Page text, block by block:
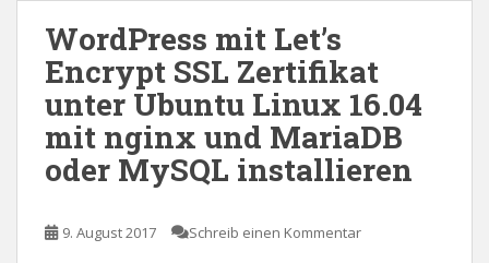
WordPress mit Let’s
Encrypt SSL Zertifikat
unter Ubuntu Linux 16.04
mit nginx und MariaDB
oder MySQL installieren
9. August 2017 Schreib einen Kommentar